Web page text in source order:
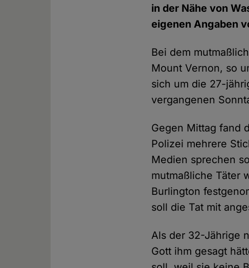
in der Nähe von
eigenen Angaben
Bei dem
Mount Vernon, so
sich um die 27-
vergangenen
Gegen Mittag fand
Polizei mehrere
Medien sprechen
mutmaßliche Täter
Burlington
soll die Tat mit
Als der 32-Jährige
Gott ihm gesagt